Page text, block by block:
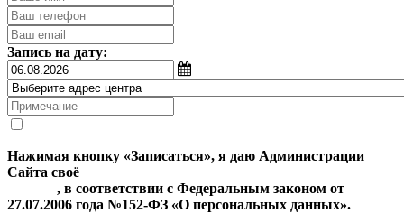
Запись на дату:
Нажимая кнопку «Записаться», я даю Администрации
Сайта своё
, в соответствии с Федеральным законом от
27.07.2006 года №152-ФЗ «О персональных данных».